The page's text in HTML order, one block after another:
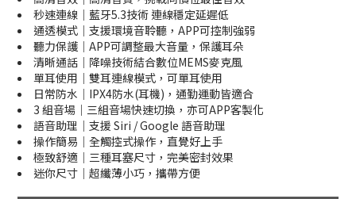
秒速連線｜藍牙5.3技術 連線穩定延遲低
通透模式｜支援環境音聆聽，APP可控制強弱
聽力保護｜APP可調整最大音量，保護耳朵
清晰通話｜降噪技術結合數位MEMS麥克風
單耳使用｜雙耳連線模式，可單耳使用
日常防水｜IPX4防水(耳機)，通勤運動皆適合
3 組音場｜三組音場快速切換，亦可APP客製化
語音助理｜支援 Siri / Google 語音助理
操作簡易｜全觸控式操作，直覺好上手
極致舒適｜三種耳塞尺寸，完美密封效果
迷你尺寸｜超纖薄小巧，攜帶方便